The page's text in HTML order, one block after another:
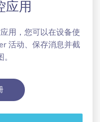
应用
用，您可以在设备使
活动、保存消息并截